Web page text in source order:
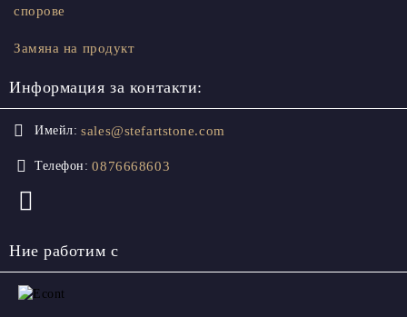
спорове
Замяна на продукт
Информация за контакти:
Имейл: sales@stefartstone.com
Телефон: 0876668603
Ние работим с